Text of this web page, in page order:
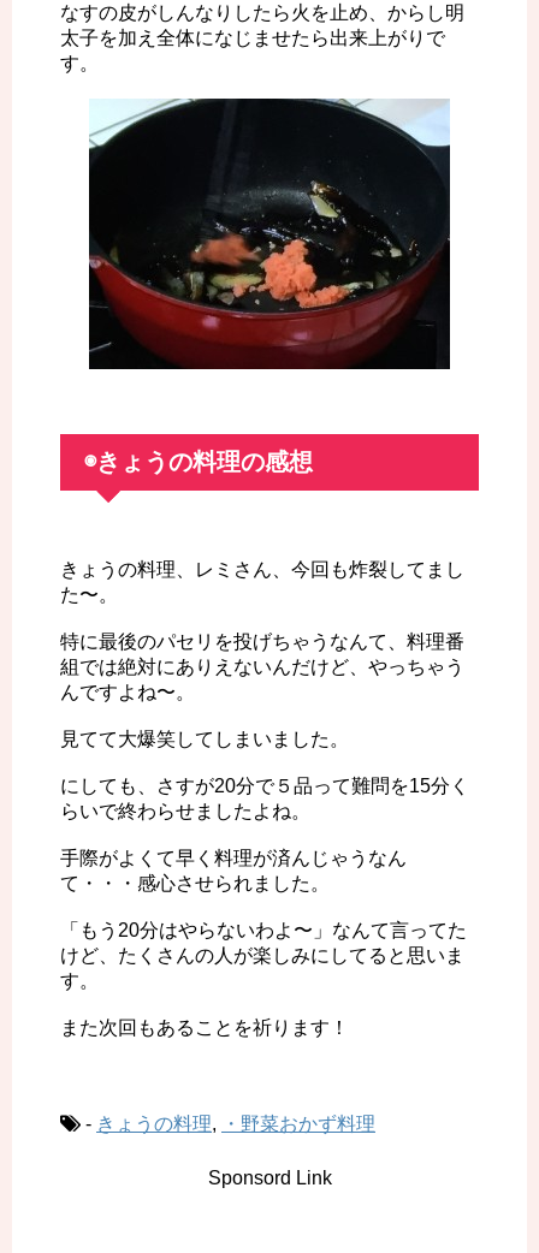
なすの皮がしんなりしたら火を止め、からし明
太子を加え全体になじませたら出来上がりで
す。
◉きょうの料理の感想
きょうの料理、レミさん、今回も炸裂してまし
た〜。
特に最後のパセリを投げちゃうなんて、料理番
組では絶対にありえないんだけど、やっちゃう
んですよね〜。
見てて大爆笑してしまいました。
にしても、さすが20分で５品って難問を15分く
らいで終わらせましたよね。
手際がよくて早く料理が済んじゃうなん
て・・・感心させられました。
「もう20分はやらないわよ〜」なんて言ってた
けど、たくさんの人が楽しみにしてると思いま
す。
また次回もあることを祈ります！
- きょうの料理, ・野菜おかず料理
Sponsord Link